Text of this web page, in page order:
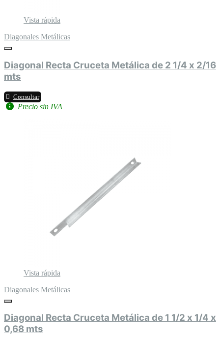
Vista rápida
Diagonales Metálicas
Diagonal Recta Cruceta Metálica de 2 1/4 x 2/16
mts
Consultar
Precio sin IVA
Vista rápida
Diagonales Metálicas
Diagonal Recta Cruceta Metálica de 1 1/2 x 1/4 x
0,68 mts